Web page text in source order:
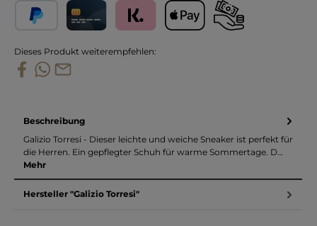
Dieses Produkt weiterempfehlen:
Beschreibung
Galizio Torresi - Dieser leichte und weiche Sneaker ist perfekt für
die Herren. Ein gepflegter Schuh für warme Sommertage. D…
Mehr
Hersteller "Galizio Torresi"